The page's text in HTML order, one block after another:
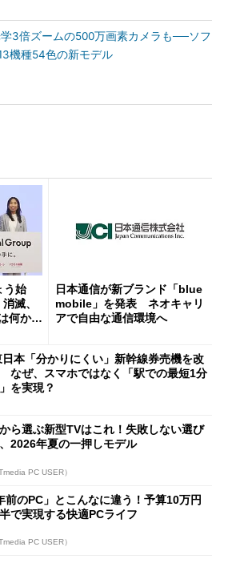
学3倍ズームの500万画素カメラも──ソフ
機種54色の新モデル
う始
滅、
何か解
日本通信が新ブランド「blue
mobile」を発表 ネオキャリ
アで自由な通信環境へ
本「分かりにくい」新幹線券売機を改
なぜ、スマホではなく「駅での最短1分
を実現？
ら選ぶ新型TVはこれ！失敗しない選び
2026年夏の一押しモデル
PC USER）
前のPC」とこんなに違う！予算10万円
で実現する快適PCライフ
PC USER）